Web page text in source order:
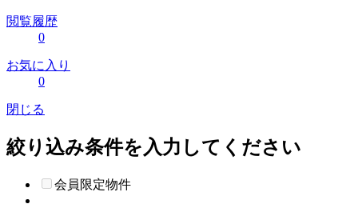
閲覧履歴
0
お気に入り
0
閉じる
絞り込み条件を入力してください
会員限定物件